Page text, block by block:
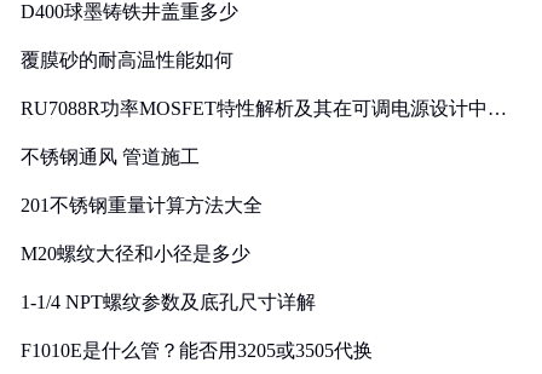
D400球墨铸铁井盖重多少
覆膜砂的耐高温性能如何
RU7088R功率MOSFET特性解析及其在可调电源设计中的
不锈钢通风 管道施工
201不锈钢重量计算方法大全
M20螺纹大径和小径是多少
1-1/4 NPT螺纹参数及底孔尺寸详解
F1010E是什么管？能否用3205或3505代换